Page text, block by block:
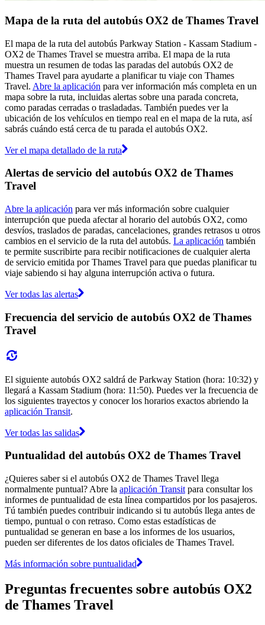
Mapa de la ruta del autobús OX2 de Thames Travel
El mapa de la ruta del autobús Parkway Station - Kassam Stadium -
OX2 de Thames Travel se muestra arriba. El mapa de la ruta
muestra un resumen de todas las paradas del autobús OX2 de
Thames Travel para ayudarte a planificar tu viaje con Thames
Travel. Abre la aplicación para ver información más completa en un
mapa sobre la ruta, incluidas alertas sobre una parada concreta,
como paradas cerradas o trasladadas. También puedes ver la
ubicación de los vehículos en tiempo real en el mapa de la ruta, así
sabrás cuándo está cerca de tu parada el autobús OX2.
Ver el mapa detallado de la ruta
Alertas de servicio del autobús OX2 de Thames
Travel
Abre la aplicación para ver más información sobre cualquier
interrupción que pueda afectar al horario del autobús OX2, como
desvíos, traslados de paradas, cancelaciones, grandes retrasos u otros
cambios en el servicio de la ruta del autobús. La aplicación también
te permite suscribirte para recibir notificaciones de cualquier alerta
de servicio emitida por Thames Travel para que puedas planificar tu
viaje sabiendo si hay alguna interrupción activa o futura.
Ver todas las alertas
Frecuencia del servicio de autobús OX2 de Thames
Travel
El siguiente autobús OX2 saldrá de Parkway Station (hora: 10:32) y
llegará a Kassam Stadium (hora: 11:50). Puedes ver la frecuencia de
los siguientes trayectos y conocer los horarios exactos abriendo la
aplicación Transit.
Ver todas las salidas
Puntualidad del autobús OX2 de Thames Travel
¿Quieres saber si el autobús OX2 de Thames Travel llega
normalmente puntual? Abre la aplicación Transit para consultar los
informes de puntualidad de esta línea compartidos por los pasajeros.
Tú también puedes contribuir indicando si tu autobús llega antes de
tiempo, puntual o con retraso. Como estas estadísticas de
puntualidad se generan en base a los informes de los usuarios,
pueden ser diferentes de los datos oficiales de Thames Travel.
Más información sobre puntualidad
Preguntas frecuentes sobre autobús OX2
de Thames Travel